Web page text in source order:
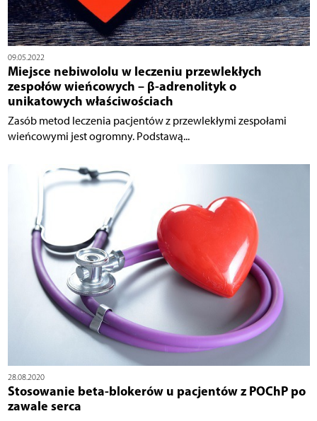
09.05.2022
Miejsce nebiwololu w leczeniu przewlekłych
zespołów wieńcowych – β-adrenolityk o
unikatowych właściwościach
Zasób metod leczenia pacjentów z przewlekłymi zespołami
wieńcowymi jest ogromny. Podstawą...
28.08.2020
Stosowanie beta-blokerów u pacjentów z POChP po
zawale serca